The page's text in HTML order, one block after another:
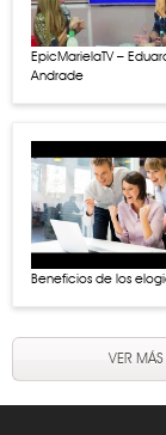
EpicMarielaTV –
Andrade
Beneficios de los
VER